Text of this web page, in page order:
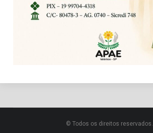
© Todos os direitos reservados.